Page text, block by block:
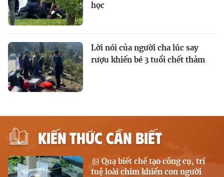
học
Lời nói của người cha lúc say
rượu khiến bé 3 tuổi chết thảm
KIẾN THỨC CẦN BIẾT
Quạ biết chế tạo công cụ, trí
tuệ loài chim khiến con người